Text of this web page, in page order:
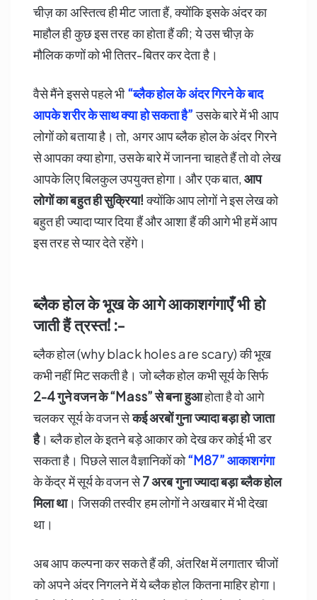
चीज़ का अस्तित्व ही मीट जाता हैं, क्योंकि इसके अंदर का
माहौल ही कुछ इस तरह का होता हैं की; ये उस चीज़ के
मौलिक कणों को भी तितर-बितर कर देता है।
वैसे मैंने इससे पहले भी“ब्लैक होल के अंदर गिरने के बाद
आपके शरीर के साथ क्या हो सकता है”उसके बारे में भी आप
लोगों को बताया है। तो, अगर आप ब्लैक होल के अंदर गिरने
से आपका क्या होगा, उसके बारे में जानना चाहते हैं तो वो लेख
आपके लिए बिलकुल उपयुक्त होगा। और एक बात,आप
लोगों का बहुत ही सुक्रिया!क्योंकि आप लोगों ने इस लेख को
बहुत ही ज्यादा प्यार दिया हैं और आशा हैं की आगे भी हमें आप
इस तरह से प्यार देते रहेंगे।
ब्लैक होल के भूख के आगे आकाशगंगाएँ भी हो
जाती हैं त्रस्त! :-
ब्लैक होल (why black holes are scary) की भूख
कभी नहीं मिट सकती है। जो ब्लैक होल कभी सूर्य के सिर्फ
2-4गुने वजन के “Mass”से बना हुआहोता है वो आगे
चलकर सूर्य के वजन सेकई अरबों गुना ज्यादा बड़ा हो जाता
है। ब्लैक होल के इतने बड़े आकार को देख कर कोई भी डर
सकता है। पिछले साल वैज्ञानिकों को“M87”आकाशगंगा
के केंद्र में सूर्य के वजन से7अरब गुना ज्यादा बड़ा ब्लैक होल
मिला था। जिसकी तस्वीर हम लोगों ने अखबार में भी देखा
था।
अब आप कल्पना कर सकते हैं की, अंतरिक्ष में लगातार चीजों
को अपने अंदर निगलने में ये ब्लैक होल कितना माहिर होगा।